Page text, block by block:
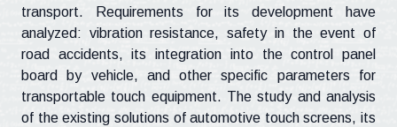
transport. Requirements for its development have
analyzed: vibration resistance, safety in the event of
road accidents, its integration into the control panel
board by vehicle, and other specific parameters for
transportable touch equipment. The study and analysis
of the existing solutions of automotive touch screens, its